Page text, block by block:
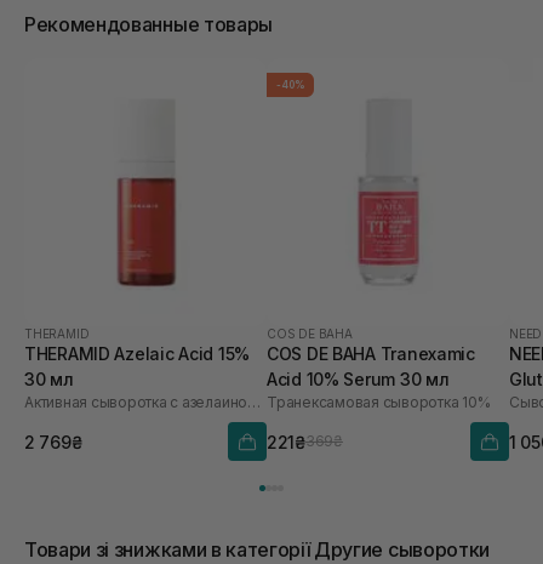
Рекомендованные товары
THERAMID
THERAMID Azelaic Acid 15%
30 мл
Активная сыворотка с азелаиновой кислотой
2 769₴
-40%
COS DE BAHA
COS DE BAHA Tranexamic
Acid 10% Serum 30 мл
Транексамовая сыворотка 10%
221₴369₴ 1
Товари зі знижками в категорії Другие сыворотки